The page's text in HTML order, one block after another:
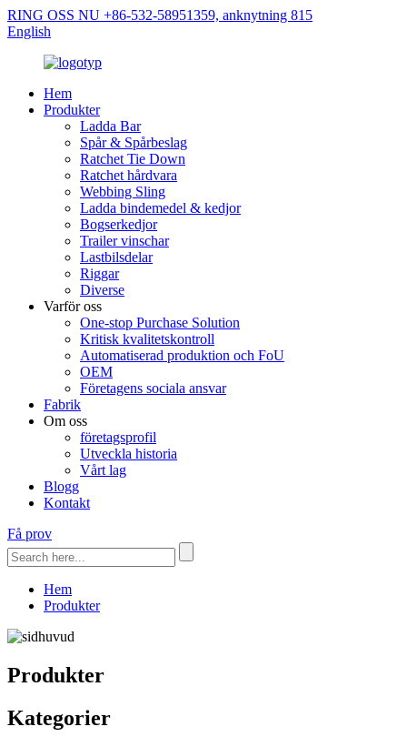
RING OSS NU +86-532-58951359, anknytning 815
English
Hem
Produkter
Ladda Bar
Spår & Spårbeslag
Ratchet Tie Down
Ratchet hårdvara
Webbing Sling
Ladda bindemedel & kedjor
Bogserkedjor
Trailer vinschar
Lastbilsdelar
Riggar
Diverse
Varför oss
One-stop Purchase Solution
Kritisk kvalitetskontroll
Automatiserad produktion och FoU
OEM
Företagens sociala ansvar
Fabrik
Om oss
företagsprofil
Utveckla historia
Vårt lag
Blogg
Kontakt
Få prov
Hem
Produkter
Produkter
Kategorier